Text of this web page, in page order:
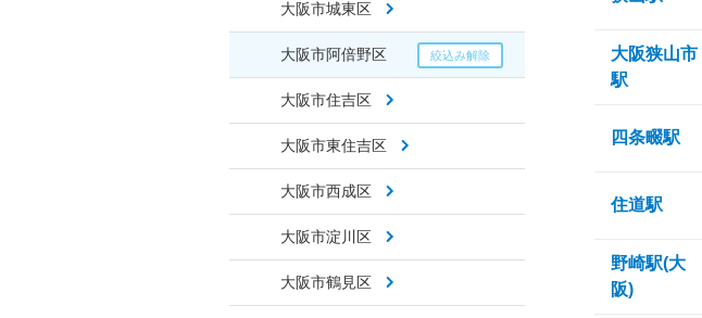
大阪市城東区
大阪市阿倍野区
大阪市住吉区
大阪市東住吉区
大阪市西成区
大阪市淀川区
大阪市鶴見区
大阪狭山市
駅
四条畷駅
住道駅
野崎駅(大
阪)